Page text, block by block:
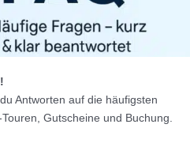
Antworten auf die häufigsten
Gutscheine und Buchung.